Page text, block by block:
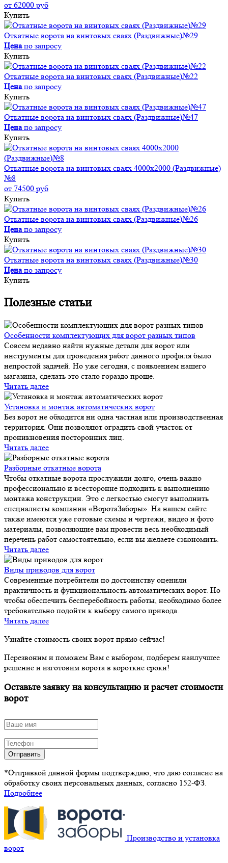
от 62000 руб
Купить
Откатные ворота на винтовых сваях (Раздвижные)№29
Ценапо запросу
Купить
Откатные ворота на винтовых сваях (Раздвижные)№22
Ценапо запросу
Купить
Откатные ворота на винтовых сваях (Раздвижные)№47
Ценапо запросу
Купить
Откатные ворота на винтовых сваях 4000x2000 (Раздвижные)
№8
от 74500 руб
Купить
Откатные ворота на винтовых сваях (Раздвижные)№26
Ценапо запросу
Купить
Откатные ворота на винтовых сваях (Раздвижные)№30
Ценапо запросу
Купить
Полезные статьи
Особенности комплектующих для ворот разных типов
Совсем недавно найти нужные детали для ворот или
инструменты для проведения работ данного профиля было
непростой задачей. Но уже сегодня, с появлением нашего
магазина, сделать это стало гораздо проще.
Читать далее
Установка и монтаж автоматических ворот
Без ворот не обходится ни одна частная или производственная
территория. Они позволяют оградить свой участок от
проникновения посторонних лиц.
Читать далее
Разборные откатные ворота
Чтобы откатные ворота прослужили долго, очень важно
профессионально и всесторонне подходить к выполнению
монтажа конструкции. Это с легкостью смогут выполнить
специалисты компании «ВоротаЗаборы». На нашем сайте
также имеются уже готовые схемы и чертежи, видео и фото
материалы, позволяющие вам провести весь необходимый
перечень работ самостоятельно, если вы желаете сэкономить.
Читать далее
Виды приводов для ворот
Современные потребители по достоинству оценили
практичность и функциональность автоматических ворот. Но
чтобы обеспечить бесперебойность работы, необходимо более
требовательно подойти к выбору самого привода.
Читать далее
Узнайте стоимость своих ворот прямо сейчас!
Перезвоним и поможем Вам с выбором, подберем наилучшее
решение и изготовим ворота в короткие сроки!
Оставьте заявку на консультацию и расчет стоимости
ворот
Отправить
*Отправкой данной формы подтверждаю, что даю согласие на
обработку своих персональных данных, согласно 152-ФЗ.
Подробнее
Производство и установка
ворот